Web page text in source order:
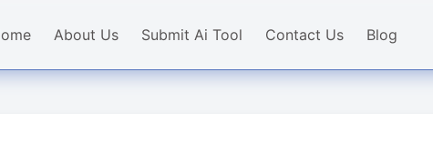
About Us Submit Ai Tool Contact Us Blog